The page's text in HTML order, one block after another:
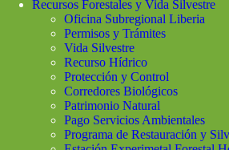
Recursos Forestales y Vida Silvestre
Oficina Subregional Liberia
Permisos y Trámites
Vida Silvestre
Recurso Hídrico
Protección y Control
Corredores Biológicos
Patrimonio Natural
Pago Servicios Ambientales
Programa de Restauración y